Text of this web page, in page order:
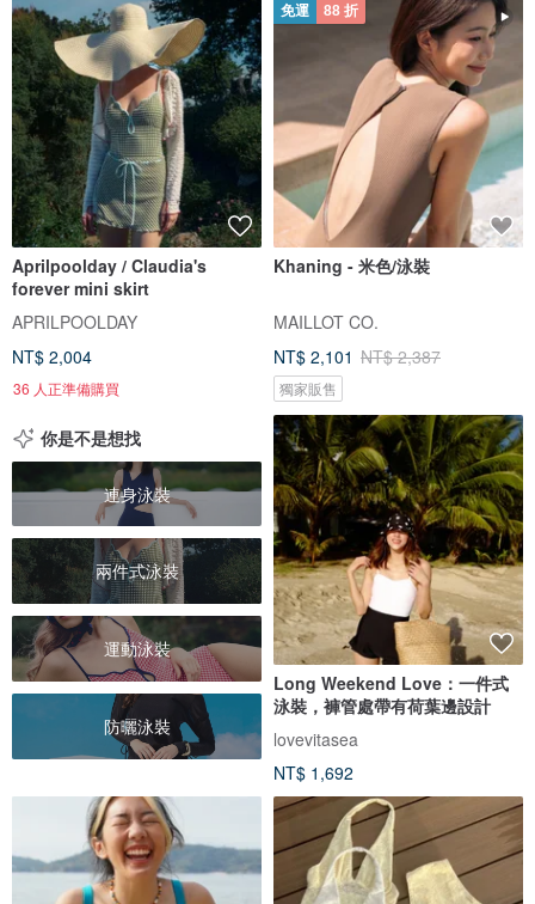
Aprilpoolday / Claudia's
forever mini skirt
APRILPOOLDAY
NT$ 2,004
36 人正準備購買
免運 88 折
Khaning - 米色/泳裝
MAILLOT CO.
NT$ 2,101 NT$ 2,387
獨家販售
你是不是想找
連身泳裝
兩件式泳裝
運動泳裝
防曬泳裝
Long Weekend Love：一件式
泳裝，褲管處帶有荷葉邊設計
lovevitasea
NT$ 1,692